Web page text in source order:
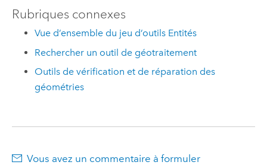
Rubriques connexes
Vue d’ensemble du jeu d’outils Entités
Rechercher un outil de géotraitement
Outils de vérification et de réparation des
géométries
Vous avez un commentaire à formuler